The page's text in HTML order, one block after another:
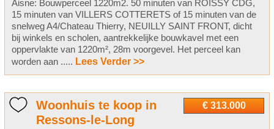
Aisne: Bouwperceel 1220m2. 50 minuten van ROISSY CDG,
15 minuten van VILLERS COTTERETS of 15 minuten van de
snelweg A4/Chateau Thierry, NEUILLY SAINT FRONT, dicht
bij winkels en scholen, aantrekkelijke bouwkavel met een
oppervlakte van 1220m², 28m voorgevel. Het perceel kan
worden aan ..... Lees Verder >>
€ 313.000
Woonhuis te koop in
Ressons-le-Long